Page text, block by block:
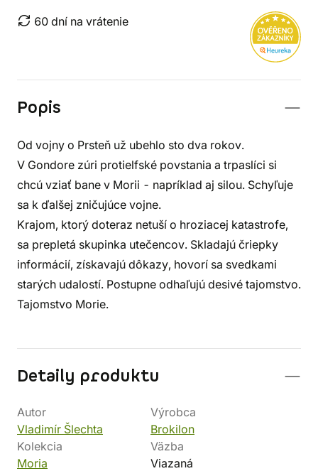
60 dní na vrátenie
Popis
Od vojny o Prsteň už ubehlo sto dva rokov.
V Gondore zúri protielfské povstania a trpaslíci si
chcú vziať bane v Morii - napríklad aj silou. Schyľuje
sa k ďalšej zničujúce vojne.
Krajom, ktorý doteraz netuší o hroziacej katastrofe,
sa prepletá skupinka utečencov. Skladajú čriepky
informácií, získavajú dôkazy, hovorí sa svedkami
starých udalostí. Postupne odhaľujú desivé tajomstvo.
Tajomstvo Morie.
Detaily produktu
Autor
Vladimír Šlechta
Výrobca
Brokilon
Kolekcia
Moria
Väzba
Viazaná